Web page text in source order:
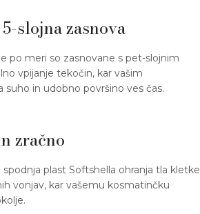
slojna zasnova
po meri so zasnovane s pet-slojnim
vpijanje tekočin, kar vašim
suho in udobno površino ves čas.
zračno
plast Softshella ohranja tla kletke
vonjav, kar vašemu kosmatinčku